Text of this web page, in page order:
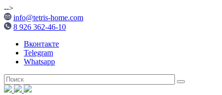
-->
info@tetris-home.com
8 926 362-46-10
Вконтакте
Telegram
Whatsapp